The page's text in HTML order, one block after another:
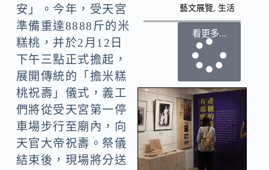
安」。今年，受天宮
準備重達8888斤的米
糕桃，并於2月12日
下午三點正式擔起，
展開傳統的「擔米糕
桃祝壽」儀式，義工
們將從受天宮第一停
車場步行至廟內，向
天官大帝祝壽。祭儀
結束後，現場將分送
藝文展覽 生活
看更多...